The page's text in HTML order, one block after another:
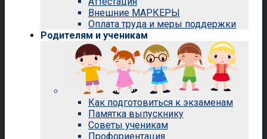
Внешние МАРКЕРЫ
Оплата труда и меры поддержки
Родителям и ученикам
Как подготовиться к экзаменам
Памятка выпускнику
Советы ученикам
Профориентация